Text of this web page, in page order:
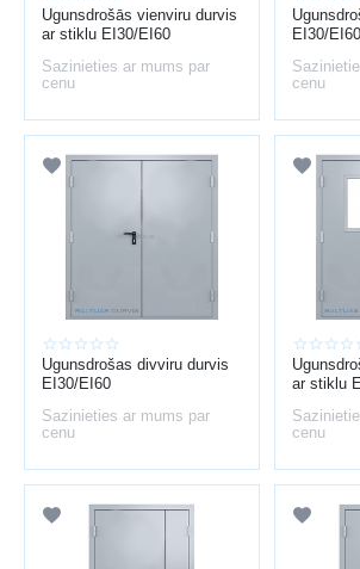
I (izolācija)– samazina temperatūras
UGUNSDROŠO DURVJU VEIDI
durvis ar stiklojumu (ugunsdrošs stikls)
tehniskās metāla durvis
durvis ar automātisko aizvēršanos
Ugunsdrošās durvis tiek izmantotas:
kāpņu telpās un evakuācijas zonās
katlu telpās un tehniskajās telpās
pagrabos un bēniņos
noliktavās un ražošanas telpās
birojos un sabiedriskās ēkās
KĀ IZVĒLĒTIES
Ugunsdrošās vienviru durvis
ar stiklu EI30/EI60
Sazinieties ar mums par
cenu
EI30/EI60
cenu
Ugunsdrošas divviru durvis
EI30/EI60
Sazinieties ar mums par
cenu
ar stiklu
cenu